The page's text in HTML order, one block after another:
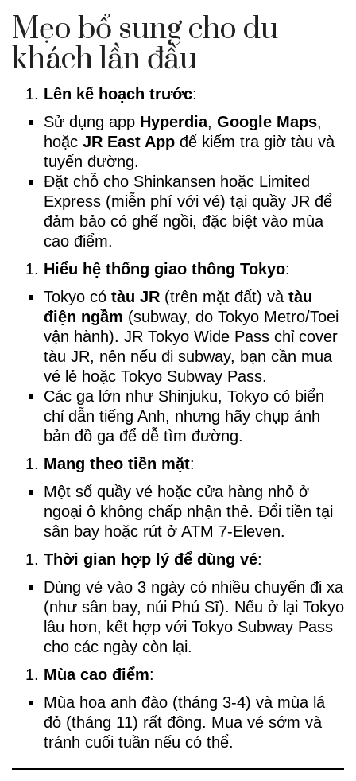
Mẹo bổ sung cho du
khách lần đầu
Lên kế hoạch trước:
Sử dụng app Hyperdia, Google Maps,
hoặc JR East App để kiểm tra giờ tàu và
tuyến đường.
Đặt chỗ cho Shinkansen hoặc Limited
Express (miễn phí với vé) tại quầy JR để
đảm bảo có ghế ngồi, đặc biệt vào mùa
cao điểm.
Hiểu hệ thống giao thông Tokyo:
Tokyo có tàu JR (trên mặt đất) và tàu
điện ngầm (subway, do Tokyo Metro/Toei
vận hành). JR Tokyo Wide Pass chỉ cover
tàu JR, nên nếu đi subway, bạn cần mua
vé lẻ hoặc Tokyo Subway Pass.
Các ga lớn như Shinjuku, Tokyo có biển
chỉ dẫn tiếng Anh, nhưng hãy chụp ảnh
bản đồ ga để dễ tìm đường.
Mang theo tiền mặt:
Một số quầy vé hoặc cửa hàng nhỏ ở
ngoại ô không chấp nhận thẻ. Đổi tiền tại
sân bay hoặc rút ở ATM 7-Eleven.
Thời gian hợp lý để dùng vé:
Dùng vé vào 3 ngày có nhiều chuyến đi xa
(như sân bay, núi Phú Sĩ). Nếu ở lại Tokyo
lâu hơn, kết hợp với Tokyo Subway Pass
cho các ngày còn lại.
Mùa cao điểm:
Mùa hoa anh đào (tháng 3-4) và mùa lá
đỏ (tháng 11) rất đông. Mua vé sớm và
tránh cuối tuần nếu có thể.